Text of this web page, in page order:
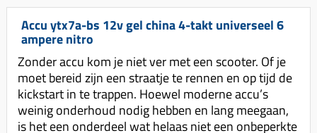
Pakking (sets)
Vlotterbak pakking
Powerfilter
Schakel (delen)
Sproeiers
Spiegels
Stuurschakelaar
Stuur (delen)
Remblokken
Rem (delen)
Scooter Kleding
Crossbril
Stickers
Stuurslot
Regenkleding
Accu ytx7a-bs 12v gel china 4-takt universeel 6
ampere nitro
Zonder accu kom je niet ver met een scooter. Of je
moet bereid zijn een straatje te rennen en op tijd de
kickstart in te trappen. Hoewel moderne accu’s
weinig onderhoud nodig hebben en lang meegaan,
is het een onderdeel wat helaas niet een onbeperkte